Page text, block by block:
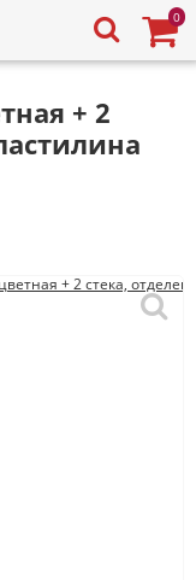
0
+ 2